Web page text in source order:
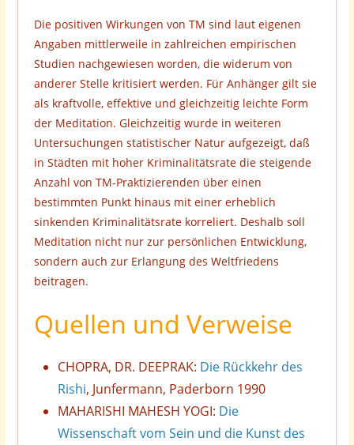
Die positiven Wirkungen von TM sind laut eigenen
Angaben mittlerweile in zahlreichen empirischen
Studien nachgewiesen worden, die widerum von
anderer Stelle kritisiert werden. Für Anhänger gilt sie
als kraftvolle, effektive und gleichzeitig leichte Form
der Meditation. Gleichzeitig wurde in weiteren
Untersuchungen statistischer Natur aufgezeigt, daß
in Städten mit hoher Kriminalitätsrate die steigende
Anzahl von TM-Praktizierenden über einen
bestimmten Punkt hinaus mit einer erheblich
sinkenden Kriminalitätsrate korreliert. Deshalb soll
Meditation nicht nur zur persönlichen Entwicklung,
sondern auch zur Erlangung des Weltfriedens
beitragen.
Quellen und Verweise
CHOPRA, DR. DEEPRAK: Die Rückkehr des
Rishi, Junfermann, Paderborn 1990
MAHARISHI MAHESH YOGI: Die
Wissenschaft vom Sein und die Kunst des